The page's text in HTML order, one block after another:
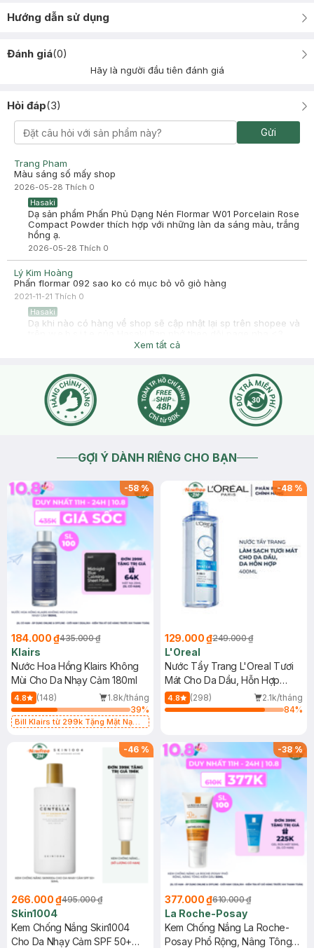
Hướng dẫn sử dụng
Đánh giá(0)
Hãy là người đầu tiên đánh giá
Hỏi đáp(3)
Gửi
Trang Pham
Màu sáng số mấy shop
2026-05-28 Thích 0
Hasaki
Dạ sản phẩm Phấn Phủ Dạng Nén Flormar W01 Porcelain Rose
Compact Powder thích hợp với những làn da sáng màu, trắng
hồng ạ.
2026-05-28 Thích 0
Lý Kim Hoàng
Phấn flormar 092 sao ko có mục bỏ vô giỏ hàng
2021-11-21 Thích 0
Hasaki
Dạ khi nào có hàng về shop sẽ cập nhật lại sp trên shopee và
Xem tất cả
GỢI Ý DÀNH RIÊNG CHO BẠN
-58%
184.000 ₫435.000 ₫
Klairs
Nước Hoa Hồng Klairs Không
Mùi Cho Da Nhạy Cảm 180ml
4.8 (148)
1.8k/tháng
39%
Bill Klairs từ 299k Tặng Mặt Nạ
25ml (SL Có Hạn)
-48 %
129.000 ₫249.000 ₫
L'Oreal
Nước Tẩy Trang L'Oreal Tươi
Mát Cho Da Dầu, Hỗn Hợp
400ml
4.8 (298)
2.1k/tháng
84%
-46 %
266.000 ₫495.000 ₫
Skin1004
Kem Chống Nắng Skin1004
Cho Da Nhạy Cảm SPF 50+
-38%
377.000 ₫610.000 ₫
La Roche-Posay
Kem Chống Nắng La Roche-
Posay Phổ Rộng, Nâng Tông